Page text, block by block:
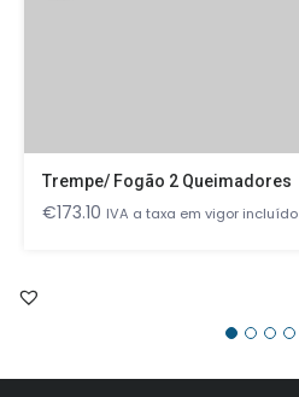
Trempe/ Fogão 2 Queimadores
€173.10 IVA a taxa em vigor incluído